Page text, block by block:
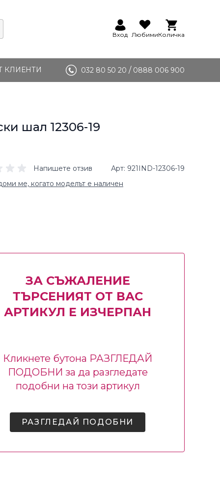
Вход ЛюбимиКоличка
КЛИЕНТИ 032 80 50 20 / 0888 006 900
шал 12306-19
Напишете отзив Арт 921IND-12306-19
ме, когато моделът е наличен
ЗА СЪЖАЛЕНИЕ
ТЪРСЕНИЯТ ОТ ВАС
АРТИКУЛ Е ИЗЧЕРПАН
Кликнете бутона РАЗГЛЕДАЙ
ПОДОБНИ за да разгледате
подобни на този артикул
РАЗГЛЕДАЙ ПОДОБНИ